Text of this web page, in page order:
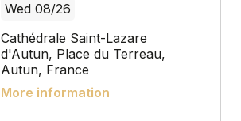
Wed 08/26
Cathédrale Saint-Lazare
d'Autun, Place du Terreau,
Autun, France
More information